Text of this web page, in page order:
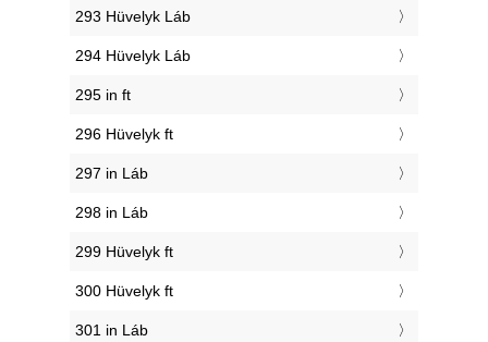
293 Hüvelyk Láb
294 Hüvelyk Láb
295 in ft
296 Hüvelyk ft
297 in Láb
298 in Láb
299 Hüvelyk ft
300 Hüvelyk ft
301 in Láb